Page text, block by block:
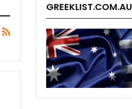
GREEKLIST.COM.AU